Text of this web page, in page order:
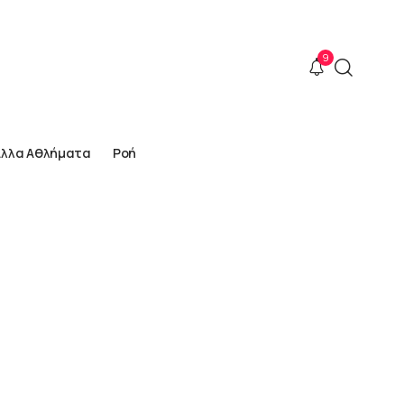
9
Αθλήματα Ροή